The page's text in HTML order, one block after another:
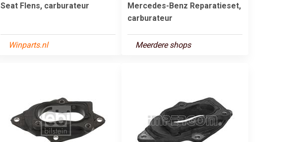
Seat Flens, carburateur
Winparts.nl
Mercedes-Benz Reparatieset,
carburateur
Meerdere shops